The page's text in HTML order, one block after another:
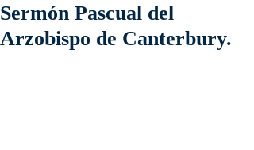
Sermón Pascual del
Arzobispo de Canterbury.